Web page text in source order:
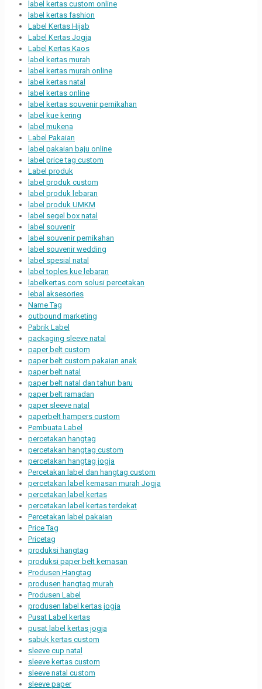
label kertas custom online
label kertas fashion
Label Kertas Hijab
Label Kertas Jogja
Label Kertas Kaos
label kertas murah
label kertas murah online
label kertas natal
label kertas online
label kertas souvenir pernikahan
label kue kering
label mukena
Label Pakaian
label pakaian baju online
label price tag custom
Label produk
label produk custom
label produk lebaran
label produk UMKM
label segel box natal
label souvenir
label souvenir pernikahan
label souvenir wedding
label spesial natal
label toples kue lebaran
labelkertas.com solusi percetakan
lebal aksesories
Name Tag
outbound marketing
Pabrik Label
packaging sleeve natal
paper belt custom
paper belt custom pakaian anak
paper belt natal
paper belt natal dan tahun baru
paper belt ramadan
paper sleeve natal
paperbelt hampers custom
Pembuata Label
percetakan hangtag
percetakan hangtag custom
percetakan hangtag jogja
Percetakan label dan hangtag custom
percetakan label kemasan murah Jogja
percetakan label kertas
percetakan label kertas terdekat
Percetakan label pakaian
Price Tag
Pricetag
produksi hangtag
produksi paper belt kemasan
Produsen Hangtag
produsen hangtag murah
Produsen Label
produsen label kertas jogja
Pusat Label kertas
pusat label kertas jogja
sabuk kertas custom
sleeve cup natal
sleeve kertas custom
sleeve natal custom
sleeve paper